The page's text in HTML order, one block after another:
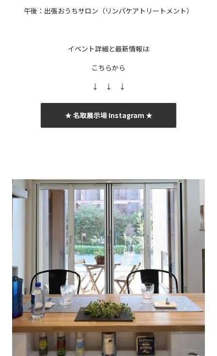
午後：出張おうちサロン（リンパケアトリートメント）
イベント詳細と最新情報は
こちらから
↓ ↓ ↓
★ 名取展示場 Instagram ★